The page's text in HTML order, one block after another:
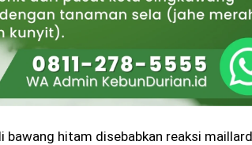
hitam disebabkan reaksi